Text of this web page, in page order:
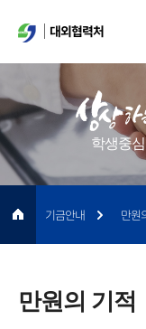
대외협력처
학생중
만원의 기적
기금안내 만원